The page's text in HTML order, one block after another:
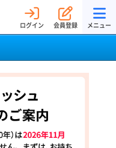
ログイン 会員登録 メニュー